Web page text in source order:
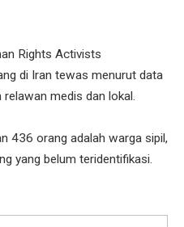
Rights Activists
di Iran tewas menurut data
relawan medis dan lokal.
436 orang adalah warga sipil,
yang belum teridentifikasi.